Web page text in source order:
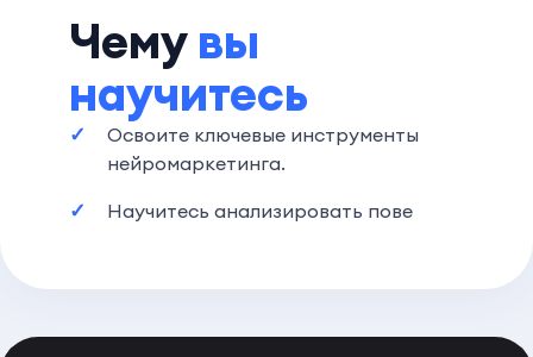
Чемувы
научитесь
Освоите ключевые инструменты
нейромаркетинга.
Научитесь анализировать пове